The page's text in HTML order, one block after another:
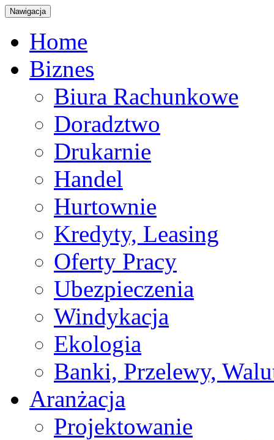
Nawigacja
Home
Biznes
Biura Rachunkowe
Doradztwo
Drukarnie
Handel
Hurtownie
Kredyty, Leasing
Oferty Pracy
Ubezpieczenia
Windykacja
Ekologia
Banki, Przelewy,
Aranżacja
Projektowanie